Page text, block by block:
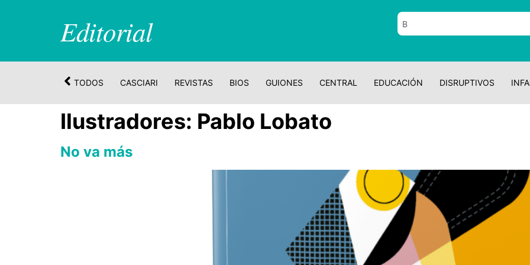
Editorial
TODOS CASCIARI REVISTAS BIOS GUIONES CENTRAL EDUCACIÓN DISRUPTIVOS
Ilustradores: Pablo Lobato
No va más